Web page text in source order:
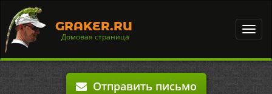
GRAKER.RU
Домовая страница
Отправить письмо